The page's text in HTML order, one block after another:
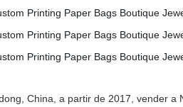
China, a partir de 2017, vender